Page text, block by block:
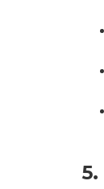
5.